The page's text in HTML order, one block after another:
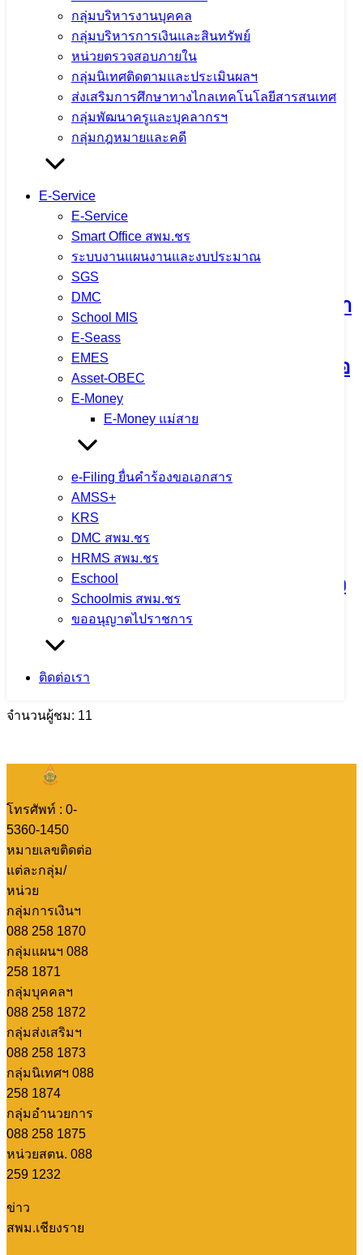
กลุ่มบริหารงานบุคคล
กลุ่มบริหารการเงินและสินทรัพย์
หน่วยตรวจสอบภายใน
กลุ่มนิเทศติดตามและประเมินผลฯ
ส่งเสริมการศึกษาทางไกลเทคโนโลยีสารสนเทศ
กลุ่มพัฒนาครูและบุคลากรฯ
กลุ่มกฎหมายและคดี
E-Service
E-Service
Smart Office สพม.ชร
ระบบงานแผนงานและงบประมาณ
SGS
DMC
School MIS
E-Seass
EMES
Asset-OBEC
E-Money
E-Money แม่สาย
e-Filing ยื่นคำร้องขอเอกสาร
AMSS+
KRS
DMC สพม.ชร
HRMS สพม.ชร
Eschool
Schoolmis สพม.ชร
ขออนุญาตไปราชการ
ติดต่อเรา
บุคลากร เสริมสร้างคุณภาพชีวิตและ
ประสิทธิภาพการทำงาน
4 สิงหาคม 20264 สิงหาคม 2026
ข่าวประชาสัมพันธ์
สพม.เชียงราย
จำนวนผู้ชม: 11
กิจกรรมแลกเปลี่ยนเรียนรู้วิธีปฏิบัติที่ดี
(Best Practice) และการขับเคลื่อนหลัก
ปรัชญาของเศรษฐกิจพอเพียงสู่สถานศึกษา
ประจำปีงบประมาณ พ.ศ. 2569 ณ
โรงเรียนดอยหลวง รัชมังคลาภิเษก อำเภอ
ดอยหลวง จังหวัดเชียงราย
3 สิงหาคม 2026
จำนวนผู้ชม: 11
กิจกรรมเข้าแถวเคารพธงชาติพร้อมกล่าว
คำปฏิญาณเขตสุจริต
สพม.เชียงราย
จำนวนผู้ชม: 11
โทรศัพท์ : 0-
5360-1450
หมายเลขติดต่อ
แต่ละกลุ่ม/
หน่วย
กลุ่มการเงินฯ
088 258 1870
กลุ่มแผนฯ 088
258 1871
กลุ่มบุคคลฯ
088 258 1872
กลุ่มส่งเสริมฯ
088 258 1873
กลุ่มนิเทศฯ 088
258 1874
กลุ่มอำนวยการ
088 258 1875
หน่วยสตน. 088
259 1232
ข่าว
สพม.เชียงราย